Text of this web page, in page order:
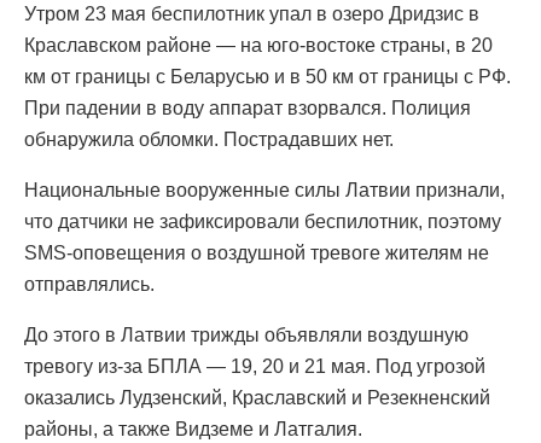
Утром 23 мая беспилотник упал в озеро Дридзис в
Краславском районе — на юго-востоке страны, в 20
км от границы с Беларусью и в 50 км от границы с РФ.
При падении в воду аппарат взорвался. Полиция
обнаружила обломки. Пострадавших нет.
Национальные вооруженные силы Латвии признали,
что датчики не зафиксировали беспилотник, поэтому
SMS-оповещения о воздушной тревоге жителям не
отправлялись.
До этого в Латвии трижды объявляли воздушную
тревогу из-за БПЛА — 19, 20 и 21 мая. Под угрозой
оказались Лудзенский, Краславский и Резекненский
районы, а также Видземе и Латгалия.